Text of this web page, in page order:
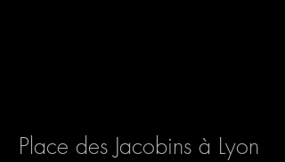
Place des Jacobins à Lyon